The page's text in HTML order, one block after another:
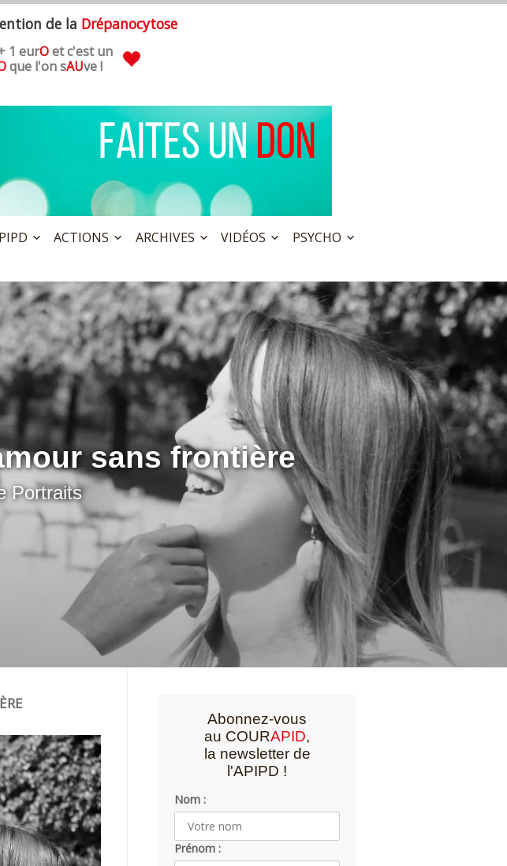
de la Drépanocytose
1 eurOet c'est un
que l'on sAUve !
ACTIONS ARCHIVES VIDÉOS
PSYCHO
sans frontière
Portraits
Abonnez-vous
au COURAPID,
la newsletter de
l'APIPD !
Nom :
Prénom :